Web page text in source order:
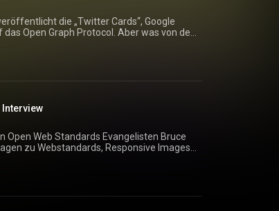
die „Twitter Cards“, Google
Open Graph Protocol. Aber was von den
Interview
Web Standards Evangelisten Bruce
zu Webstandards, Responsive Images,